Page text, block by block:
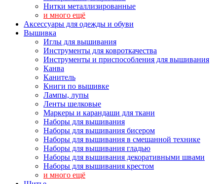
Нитки металлизированные
и много ещё
Аксессуары для одежды и обуви
Вышивка
Иглы для вышивания
Инструменты для ковроткачества
Инструменты и приспособления для вышивания
Канва
Канитель
Книги по вышивке
Лампы, лупы
Ленты шелковые
Маркеры и карандаши для ткани
Наборы для вышивания
Наборы для вышивания бисером
Наборы для вышивания в смешанной технике
Наборы для вышивания гладью
Наборы для вышивания декоративными швами
Наборы для вышивания крестом
и много ещё